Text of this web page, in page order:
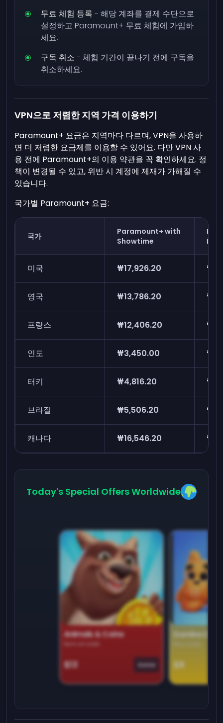
무료 체험 등록 - 해당 계좌를 결제 수단으로
설정하고 Paramount+ 무료 체험에 가입하
세요.
구독 취소 - 체험 기간이 끝나기 전에 구독을
취소하세요.
VPN으로 저렴한 지역 가격 이용하기
Paramount+ 요금은 지역마다 다르며, VPN을 사용하
면 더 저렴한 요금제를 이용할 수 있어요. 다만 VPN 사
용 전에 Paramount+의 이용 약관을 꼭 확인하세요. 정
책이 변경될 수 있고, 위반 시 계정에 제재가 가해질 수
있습니다.
국가별 Paramount+ 요금:
국가
Paramount+ with
Showtime
미국 ₩17,926.20
영국 ₩13,786.20
프랑스 ₩12,406.20
인도 ₩3,450.00
터키 ₩4,816.20
브라질 ₩5,506.20
캐나다 ₩16,546.20
Today's Special Offers Worldwide
Animals & Coins
Earn on side
$13 Game
Domino
$9